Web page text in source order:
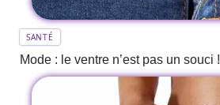
SANTÉ
Mode : le ventre n’est pas un souci !